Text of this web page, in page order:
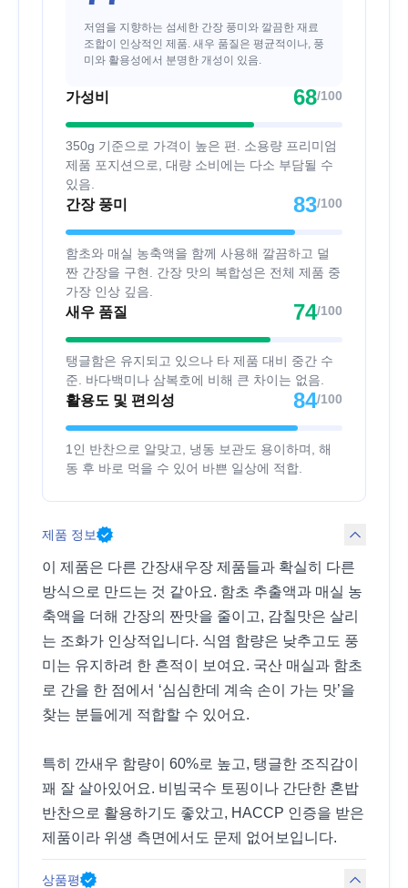
저염을 지향하는 섬세한 간장 풍미와 깔끔한 재료
조합이 인상적인 제품. 새우 품질은 평균적이나, 풍
미와 활용성에서 분명한 개성이 있음.
가성비 68/100
350g 기준으로 가격이 높은 편. 소용량 프리미엄
제품 포지션으로, 대량 소비에는 다소 부담될 수
있음.
간장 풍미 83/100
함초와 매실 농축액을 함께 사용해 깔끔하고 덜
짠 간장을 구현. 간장 맛의 복합성은 전체 제품 중
가장 인상 깊음.
새우 품질 74/100
탱글함은 유지되고 있으나 타 제품 대비 중간 수
준. 바다백미나 삼복호에 비해 큰 차이는 없음.
활용도 및 편의성 84/100
1인 반찬으로 알맞고, 냉동 보관도 용이하며, 해
동 후 바로 먹을 수 있어 바쁜 일상에 적합.
제품 정보
이 제품은 다른 간장새우장 제품들과 확실히 다른
방식으로 만드는 것 같아요. 함초 추출액과 매실 농
축액을 더해 간장의 짠맛을 줄이고, 감칠맛은 살리
는 조화가 인상적입니다. 식염 함량은 낮추고도 풍
미는 유지하려 한 흔적이 보여요. 국산 매실과 함초
로 간을 한 점에서 ‘심심한데 계속 손이 가는 맛’을
찾는 분들에게 적합할 수 있어요.
특히 깐새우 함량이 60%로 높고, 탱글한 조직감이
꽤 잘 살아있어요. 비빔국수 토핑이나 간단한 혼밥
반찬으로 활용하기도 좋았고, HACCP 인증을 받은
제품이라 위생 측면에서도 문제 없어보입니다.
상품평